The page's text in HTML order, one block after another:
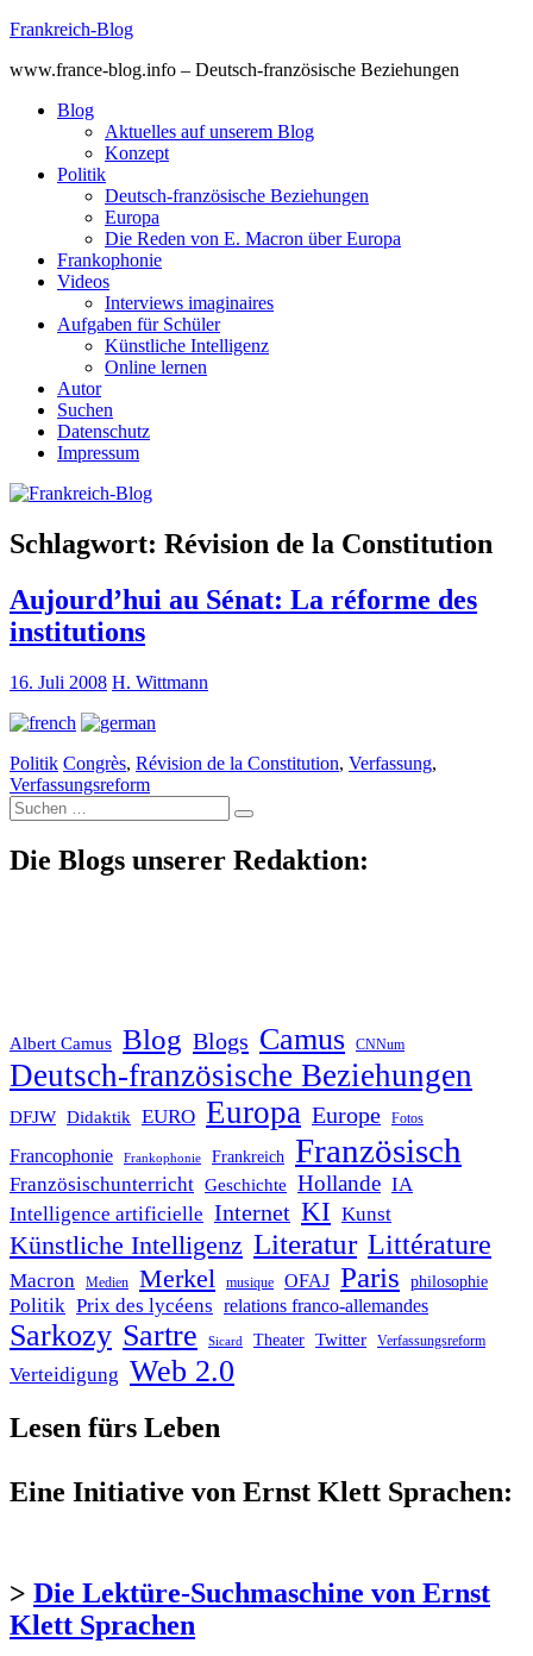
Skip
content
Frankreich-Blog
www.france-blog.info – Deutsch-französische Beziehungen
Blog
Aktuelles auf unserem Blog
Konzept
Politik
Deutsch-französische Beziehungen
Europa
Die Reden von E. Macron über Europa
Frankophonie
Videos
Interviews imaginaires
Aufgaben für Schüler
Künstliche Intelligenz
Online lernen
Autor
Suchen
Datenschutz
Impressum
Schlagwort: Révision de la Constitution
Aujourd’hui au Sénat: La réforme des
institutions
16. Juli 2008 H. Wittmann
Politik Congrès, Révision de la Constitution, Verfassung,
Verfassungsreform
Suche
nach:
Die Blogs unserer Redaktion:
Albert Camus Blog Blogs Camus CNNum
Deutsch-französische Beziehungen
DFJW Didaktik EURO Europa Europe Fotos
Francophonie Frankophonie Frankreich Französisch
Französischunterricht Geschichte Hollande IA
Intelligence artificielle Internet KI Kunst
Künstliche Intelligenz Literatur Littérature
Macron Medien Merkel musique OFAJ Paris philosophie
Politik Prix des lycéens relations franco-allemandes
Sarkozy Sartre Sicard Theater Twitter Verfassungsreform
Verteidigung Web 2.0
Lesen fürs Leben
Eine Initiative von Ernst Klett Sprachen:
> Die Lektüre-Suchmaschine von Ernst
Klett Sprachen